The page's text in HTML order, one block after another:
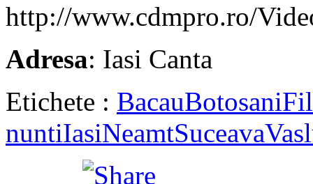
http://www.cdmpro.ro/
Adresa: Iasi Canta
Etichete : BacauBotosani
nuntiIasiNeamtSuceava